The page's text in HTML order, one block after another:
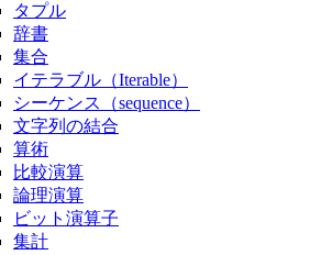
タプル
辞書
集合
イテラブル（Iterable）
シーケンス（sequence）
文字列の結合
算術
比較演算
論理演算
ビット演算子
集計